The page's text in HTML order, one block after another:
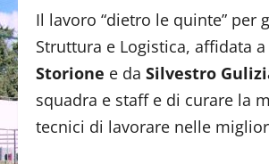
Il lavoro “dietro le quinte” per
Struttura e Logistica, affidata
Storione e da Silvestro
squadra e staff e di curare la
tecnici di lavorare nelle